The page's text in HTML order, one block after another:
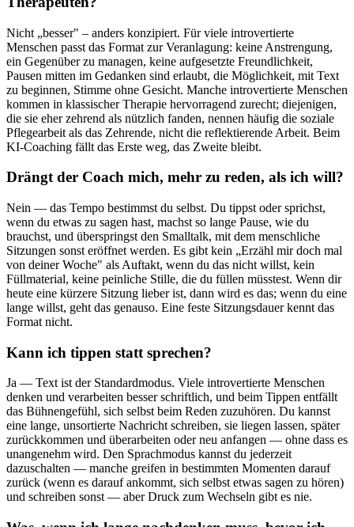
Nicht „besser" – anders konzipiert. Für viele introvertierte
Menschen passt das Format zur Veranlagung: keine Anstrengung,
ein Gegenüber zu managen, keine aufgesetzte Freundlichkeit,
Pausen mitten im Gedanken sind erlaubt, die Möglichkeit, mit Text
zu beginnen, Stimme ohne Gesicht. Manche introvertierte Menschen
kommen in klassischer Therapie hervorragend zurecht; diejenigen,
die sie eher zehrend als nützlich fanden, nennen häufig die soziale
Pflegearbeit als das Zehrende, nicht die reflektierende Arbeit. Beim
KI-Coaching fällt das Erste weg, das Zweite bleibt.
Drängt der Coach mich, mehr zu reden, als ich will?
Nein — das Tempo bestimmst du selbst. Du tippst oder sprichst,
wenn du etwas zu sagen hast, machst so lange Pause, wie du
brauchst, und überspringst den Smalltalk, mit dem menschliche
Sitzungen sonst eröffnet werden. Es gibt kein „Erzähl mir doch mal
von deiner Woche" als Auftakt, wenn du das nicht willst, kein
Füllmaterial, keine peinliche Stille, die du füllen müsstest. Wenn dir
heute eine kürzere Sitzung lieber ist, dann wird es das; wenn du eine
lange willst, geht das genauso. Eine feste Sitzungsdauer kennt das
Format nicht.
Kann ich tippen statt sprechen?
Ja — Text ist der Standardmodus. Viele introvertierte Menschen
denken und verarbeiten besser schriftlich, und beim Tippen entfällt
das Bühnengefühl, sich selbst beim Reden zuzuhören. Du kannst
eine lange, unsortierte Nachricht schreiben, sie liegen lassen, später
zurückkommen und überarbeiten oder neu anfangen — ohne dass es
unangenehm wird. Den Sprachmodus kannst du jederzeit
dazuschalten — manche greifen in bestimmten Momenten darauf
zurück (wenn es darauf ankommt, sich selbst etwas sagen zu hören)
und schreiben sonst — aber Druck zum Wechseln gibt es nie.